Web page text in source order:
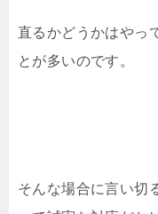
直るかどうかはやっ
とが多いのです。
そんな場合に言い切